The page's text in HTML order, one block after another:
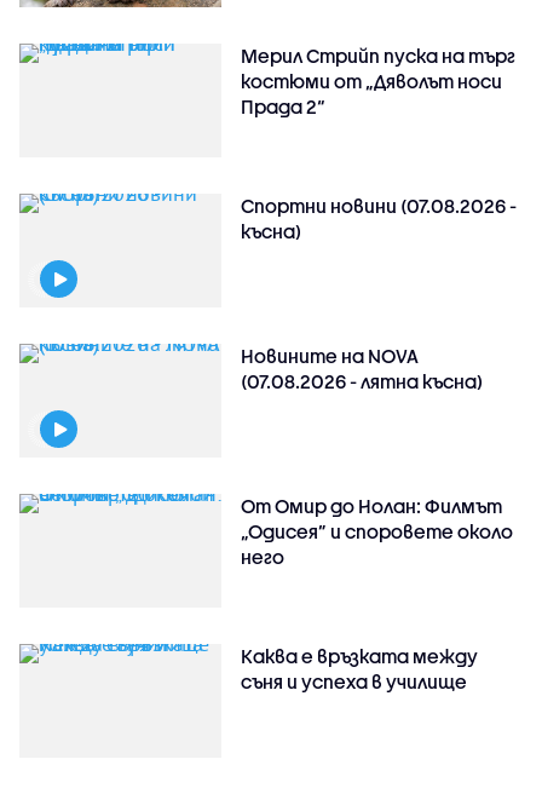
Мерил Стрийп пуска на търг
костюми от „Дяволът носи
Прада 2“
Спортни новини (07.08.2026 -
късна)
Новините на NOVA
(07.08.2026 - лятна късна)
От Омир до Нолан: Филмът
„Одисея” и споровете около
него
Каква е връзката между
съня и успеха в училище